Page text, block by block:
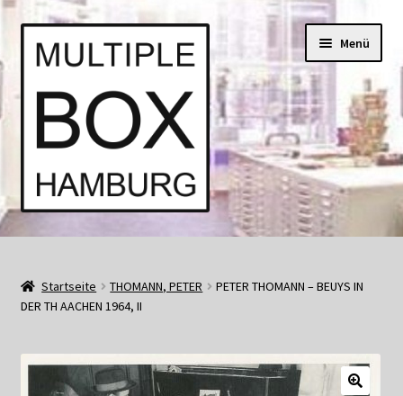
Zur
Navigation
Springe
zum
Menü
Start
AGB
Bücher und Kataloge
Startseite THOMANN, PETER
PETER THOMANN – BEUYS IN
DER TH AACHEN 1964, II